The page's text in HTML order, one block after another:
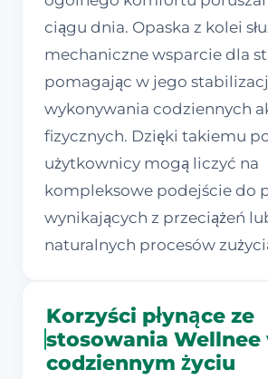
ciągu dnia. Opaska z kolei
mechaniczne wsparcie dla
pomagając w jego
wykonywania codziennych
fizycznych. Dzięki takiemu
użytkownicy mogą liczyć na
kompleksowe podejście do
wynikających z przeciążeń
naturalnych procesów
Korzyści płynące ze
stosowania Wellnee
codziennym życiu